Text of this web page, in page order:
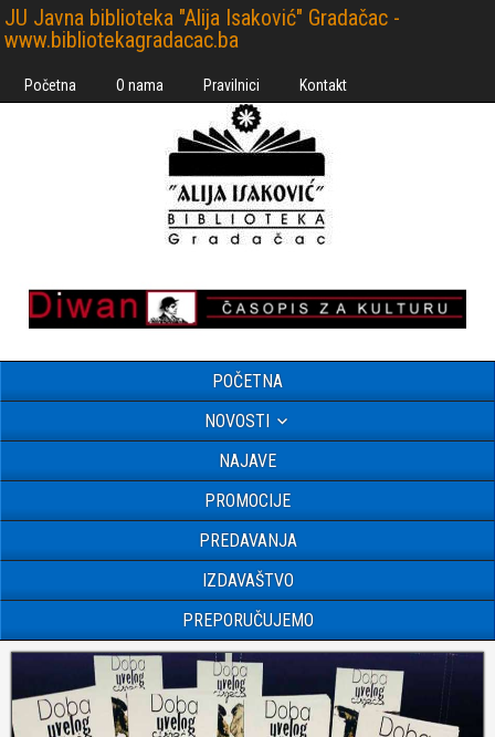
JU Javna biblioteka "Alija Isaković" Gradačac -
www.bibliotekagradacac.ba
Početna O nama Pravilnici Kontakt
POČETNA
NOVOSTI
NAJAVE
PROMOCIJE
PREDAVANJA
IZDAVAŠTVO
PREPORUČUJEMO